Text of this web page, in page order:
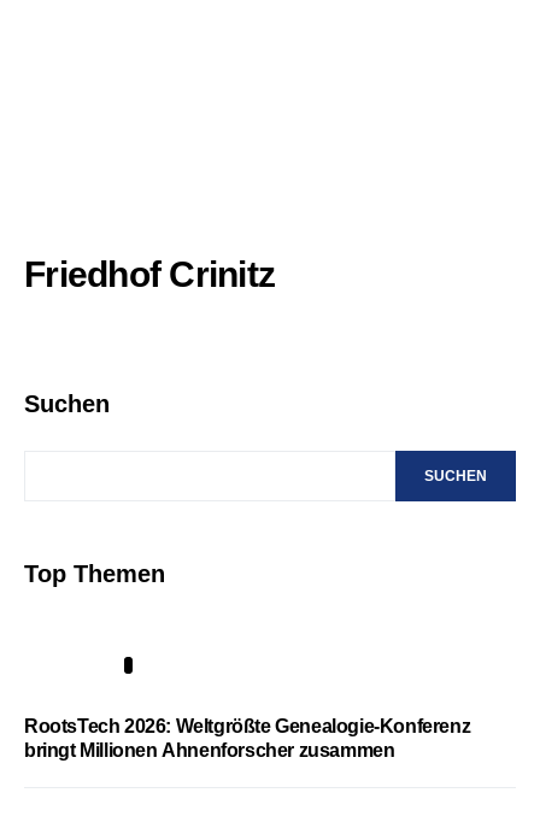
Friedhof Crinitz
Suchen
SUCHEN
Top Themen
RootsTech 2026: Weltgrößte Genealogie-Konferenz
bringt Millionen Ahnenforscher zusammen